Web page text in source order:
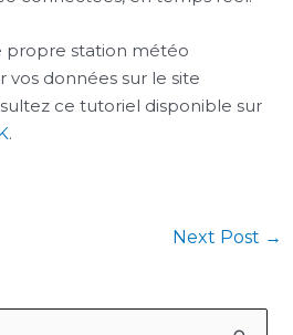
propre station météo
données sur le site
ce tutoriel disponible sur
.
Next Post →